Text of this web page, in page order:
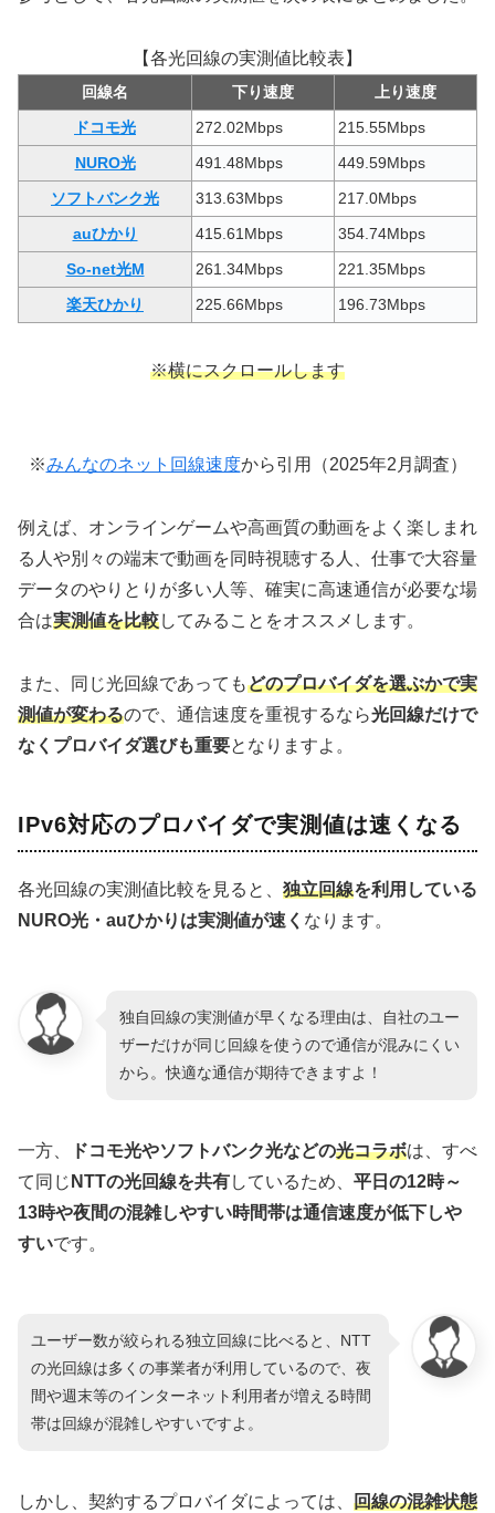
【各光回線の実測値比較表】
回線名 下り速度
上り速度
ドコモ光
272.02Mbps
215.55Mbps
NURO光
491.48Mbps
449.59Mbps
ソフトバンク光
313.63Mbps
217.0Mbps
auひかり
415.61Mbps
354.74Mbps
So-net光M
261.34Mbps
221.35Mbps
楽天ひかり
225.66Mbps 196.73Mbps
※横にスクロールします
※みんなのネット回線速度から引用（2025年2月調査）
例えば、オンラインゲームや高画質の動画をよく楽しまれ
る人や別々の端末で動画を同時視聴する人、仕事で大容量
データのやりとりが多い人等、確実に高速通信が必要な場
合は実測値を比較してみることをオススメします。
また、同じ光回線であってもどのプロバイダを選ぶかで実
測値が変わるので、通信速度を重視するなら光回線だけで
なくプロバイダ選びも重要となりますよ。
IPv6対応のプロバイダで実測値は速くなる
各光回線の実測値比較を見ると、 独立回線を利用している
NURO光・auひかりは実測値が速く なります。
独自回線の実測値が早くなる理由は、自社のユー
ザーだけが同じ回線を使うので通信が混みにくい
から。快適な通信が期待できますよ！
一方、 ドコモ光やソフトバンク光などの光コラボは、すべ
て同じ NTTの光回線を共有しているため、 平日の12時～
13時や夜間の混雑しやすい時間帯は通信速度が低下しや
すいです。
ユーザー数が絞られる独立回線に比べると、NTT
の光回線は多くの事業者が利用しているので、夜
間や週末等のインターネット利用者が増える時間
帯は回線が混雑しやすいですよ。
しかし、契約するプロバイダによっては、 回線の混雑状態